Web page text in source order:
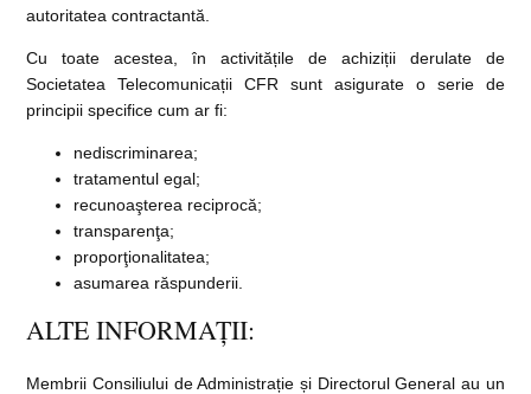
autoritatea contractantă.
Cu toate acestea, în activitățile de achiziții derulate de
Societatea Telecomunicații CFR sunt asigurate o serie de
principii specifice cum ar fi:
nediscriminarea;
tratamentul egal;
recunoaşterea reciprocă;
transparenţa;
proporţionalitatea;
asumarea răspunderii.
ALTE INFORMAȚII:
Membrii Consiliului de Administrație și Directorul General au un